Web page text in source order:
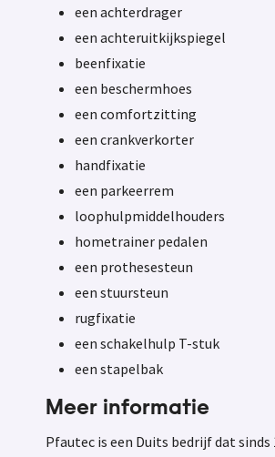
een achterdrager
een achteruitkijkspiegel
beenfixatie
een beschermhoes
een comfortzitting
een crankverkorter
handfixatie
een parkeerrem
loophulpmiddelhouders
hometrainer pedalen
een prothesesteun
een stuursteun
rugfixatie
een schakelhulp T-stuk
een stapelbak
Meer informatie
Pfautec is een Duits bedrijf dat sinds